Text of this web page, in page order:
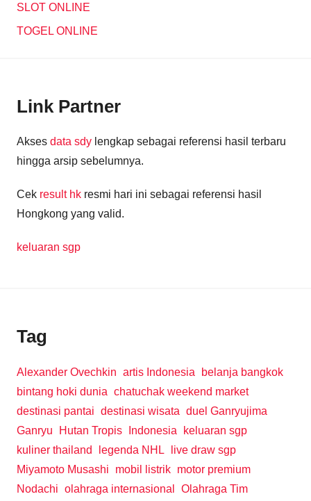
SLOT ONLINE
TOGEL ONLINE
Link Partner
Akses data sdy lengkap sebagai referensi hasil terbaru
hingga arsip sebelumnya.
Cek result hk resmi hari ini sebagai referensi hasil
Hongkong yang valid.
keluaran sgp
Tag
Alexander Ovechkin artis Indonesia
belanja bangkok
bintang hoki dunia chatuchak weekend market
destinasi pantai destinasi wisata duel Ganryujima
Ganryu
Hutan Tropis Indonesia
keluaran sgp
kuliner thailand
legenda NHL
live draw sgp
Miyamoto Musashi
mobil listrik motor premium
Nodachi olahraga internasional
Olahraga Tim